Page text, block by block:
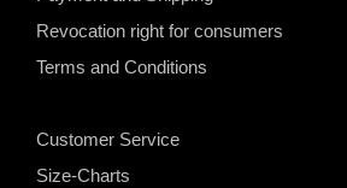
Revocation right for consumers
Terms and Conditions
Customer Service
Size-Charts